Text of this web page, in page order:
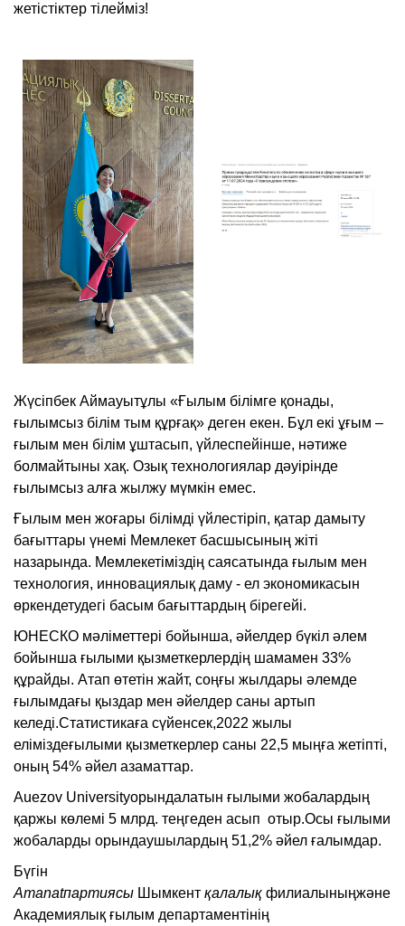
жетістіктер тілейміз!
Жүсіпбек Аймауытұлы «Ғылым білімге қонады,
ғылымсыз білім тым құрғақ» деген екен. Бұл екі ұғым –
ғылым мен білім ұштасып, үйлеспейінше, нәтиже
болмайтыны хақ. Озық технологиялар дәуірінде
ғылымсыз алға жылжу мүмкін емес.
Ғылым мен жоғары білімді үйлестіріп, қатар дамыту
бағыттары үнемі Мемлекет басшысының жіті
назарында. Мемлекетіміздің саясатында ғылым мен
технология, инновациялық даму - ел экономикасын
өркендетудегі басым бағыттардың бірегейі.
ЮНЕСКО мәліметтері бойынша, әйелдер бүкіл әлем
бойынша ғылыми қызметкерлердің шамамен 33%
құрайды. Атап өтетін жайт, соңғы жылдары әлемде
ғылымдағы қыздар мен әйелдер саны артып
келеді.Статистикаға сүйенсек,2022 жылы
еліміздеғылыми қызметкерлер саны 22,5 мыңға жетіпті,
оның 54% әйел азаматтар.
Auezov Universityорындалатын ғылыми жобалардың
қаржы көлемі 5 млрд. теңгеден асып отыр.Осы ғылыми
жобаларды орындаушылардың 51,2% әйел ғалымдар.
Бүгін
Amanatпартиясы Шымкент қалалық филиалыныңжәне
Академиялық ғылым департаментінің